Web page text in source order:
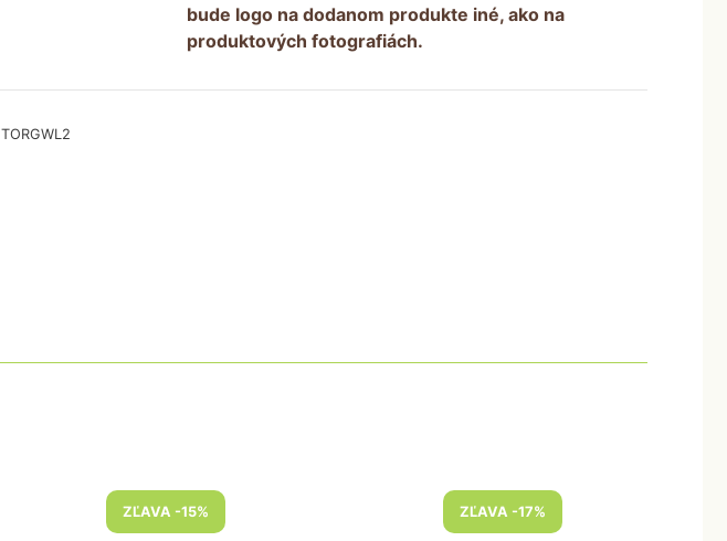
bude logo na dodanom produkte iné, ako na
produktových fotografiách.
TORGWL2
ZĽAVA -15% ZĽAVA -17%